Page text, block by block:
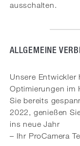
ausschalten.
ALLGEMEINE
Unsere Entwickler
Optimierungen im
Sie bereits
2022, genießen
ins neue Jahr
– Ihr ProCamera